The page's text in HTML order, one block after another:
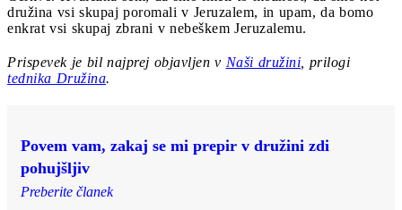
družina vsi skupaj poromali v Jeruzalem, in upam, da bomo
enkrat vsi skupaj zbrani v nebeškem Jeruzalemu.
Prispevek je bil najprej objavljen v Naši družini , prilogi
tednika Družina.
Povem vam, zakaj se mi prepir v družini zdi
pohujšljiv
Preberite članek